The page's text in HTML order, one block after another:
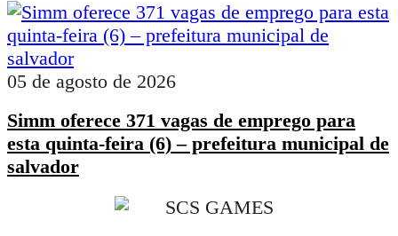
05 de agosto de 2026
Simm oferece 371 vagas de emprego para
esta quinta-feira (6) – prefeitura municipal de
salvador